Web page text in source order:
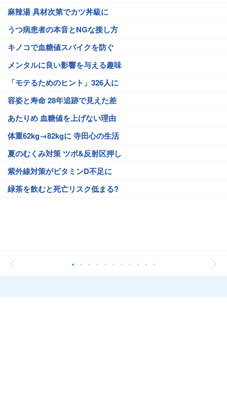
麻辣湯 具材次第でカツ丼級に
うつ病患者の本音とNGな接し方
キノコで血糖値スパイクを防ぐ
メンタルに良い影響を与える趣味
「モテるためのヒント」326人に
容姿と寿命 28年追跡で見えた差
あたりめ 血糖値を上げない理由
体重62kg→82kgに 寺田心の生活
夏のむくみ対策 ツボ&反射区押し
紫外線対策がビタミンD不足に
緑茶を飲むと死亡リスク低まる?